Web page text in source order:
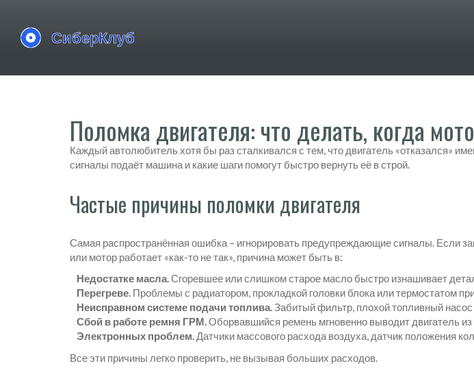
Поломка двигателя: что делать, когда
Каждый автолюбитель хотя бы раз сталкивался с тем, что двигатель «отказался»
сигналы подаёт машина и какие шаги помогут быстро вернуть её в строй.
Частые причины поломки двигателя
Самая распространённая ошибка – игнорировать предупреждающие сигналы. Если
или мотор работает «как-то не так», причина может быть в:
Недостатке масла.Сгоревшее или слишком старое масло быстро изнашивает
Перегреве. Проблемы с радиатором, прокладкой головки блока или термостатом
Неисправном системе подачи топлива.Забитый фильтр, плохой топливный
Сбой в работе ремня ГРМ.Оборвавшийся ремень мгновенно выводит двигатель
Электронных проблем. Датчики массового расхода воздуха, датчик положения
Все эти причины легко проверить, не вызывая больших расходов.